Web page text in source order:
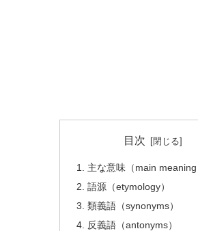
目次
主な意味（main meaning
語源（etymology）
類義語（synonyms）
反義語（antonyms）